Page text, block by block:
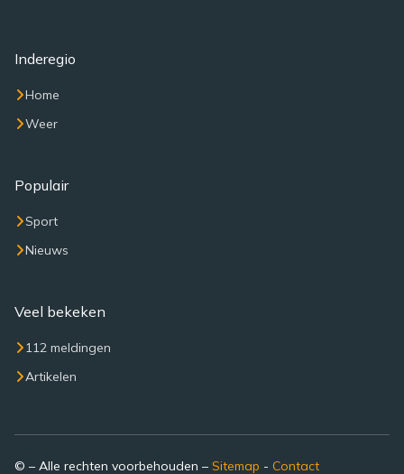
Inderegio
Home
Weer
Populair
Sport
Nieuws
Veel bekeken
112 meldingen
Artikelen
© – Alle rechten voorbehouden – Sitemap - Contact